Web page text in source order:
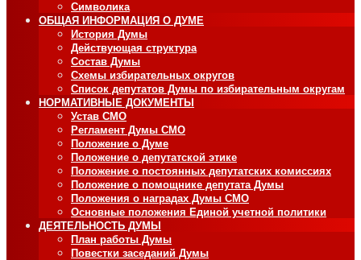
Символика
ОБЩАЯ ИНФОРМАЦИЯ О ДУМЕ
История Думы
Действующая структура
Состав Думы
Схемы избирательных округов
Список депутатов Думы по избирательным округам
НОРМАТИВНЫЕ ДОКУМЕНТЫ
Устав СМО
Регламент Думы СМО
Положение о Думе
Положение о депутатской этике
Положение о постоянных депутатских комиссиях
Положение о помощнике депутата Думы
Положения о наградах Думы СМО
Основные положения Единой учетной политики
ДЕЯТЕЛЬНОСТЬ ДУМЫ
План работы Думы
Повестки заседаний Думы